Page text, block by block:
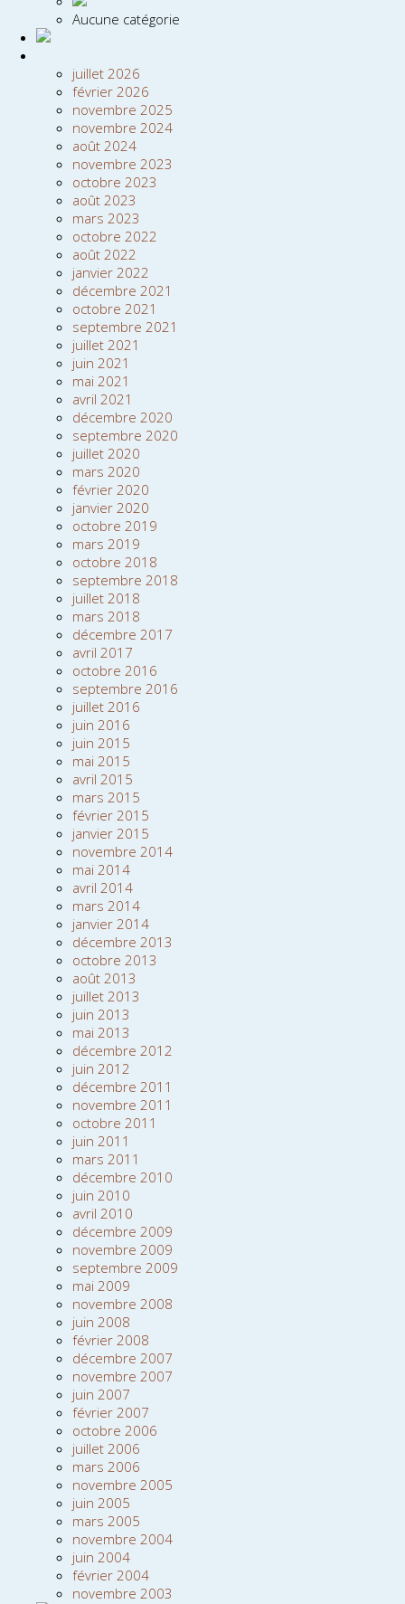
Aucune catégorie
juillet 2026
février 2026
novembre 2025
novembre 2024
août 2024
novembre 2023
octobre 2023
août 2023
mars 2023
octobre 2022
août 2022
janvier 2022
décembre 2021
octobre 2021
septembre 2021
juillet 2021
juin 2021
mai 2021
avril 2021
décembre 2020
septembre 2020
juillet 2020
mars 2020
février 2020
janvier 2020
octobre 2019
mars 2019
octobre 2018
septembre 2018
juillet 2018
mars 2018
décembre 2017
avril 2017
octobre 2016
septembre 2016
juillet 2016
juin 2016
juin 2015
mai 2015
avril 2015
mars 2015
février 2015
janvier 2015
novembre 2014
mai 2014
avril 2014
mars 2014
janvier 2014
décembre 2013
octobre 2013
août 2013
juillet 2013
juin 2013
mai 2013
décembre 2012
juin 2012
décembre 2011
novembre 2011
octobre 2011
juin 2011
mars 2011
décembre 2010
juin 2010
avril 2010
décembre 2009
novembre 2009
septembre 2009
mai 2009
novembre 2008
juin 2008
février 2008
décembre 2007
novembre 2007
juin 2007
février 2007
octobre 2006
juillet 2006
mars 2006
novembre 2005
juin 2005
mars 2005
novembre 2004
juin 2004
février 2004
novembre 2003